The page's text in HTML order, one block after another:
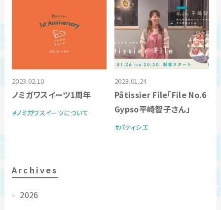
2023.02.10
ノミガワスイーツ1周年
ノミガワスイーツについて
2023.01.24
Pâtissier File「File No.6
Gypso平崎智子さん」
パティシエ
Archives
2026